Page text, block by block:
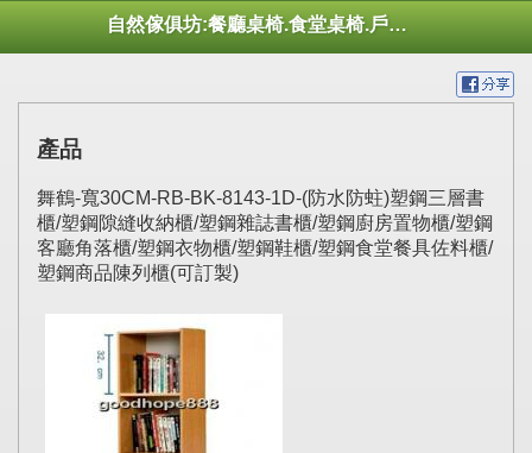
自然傢俱坊:餐廳桌椅.食堂桌椅.戶外桌椅.休閒桌椅.幼托桌椅.庭院市集陽傘
產品
舞鶴-寬30CM-RB-BK-8143-1D-(防水防蛀)塑鋼三層書
櫃/塑鋼隙縫收納櫃/塑鋼雜誌書櫃/塑鋼廚房置物櫃/塑鋼
客廳角落櫃/塑鋼衣物櫃/塑鋼鞋櫃/塑鋼食堂餐具佐料櫃/
塑鋼商品陳列櫃(可訂製)